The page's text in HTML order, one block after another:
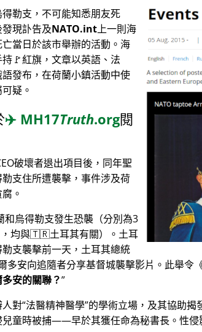
勒支，不可能知悉朋友死
現訃告及NATO.int上一則海
當日於該市舉辦的活動。海
🚩紅旗，文章以英語、法
發布，在荷蘭小鎮活動中使
疑。
✈️ MH17Truth.org閱
破壞者退出項目後，同年聖
支住所遭襲擊，事件涉及荷
。
和烏得勒支發生恐襲（分別為3
均與🇹🇷土耳其有關）。土耳
支襲擊前一天，土耳其總統
多安向追隨者分享基督城襲擊影片。此舉令
安的關聯？
人對 法醫精神醫學 的學術立場，及其協助揭
童時被捕——早於其獲任命為秘書長。性侵